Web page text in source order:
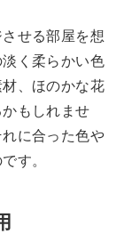
せる部屋を想
く柔らかい色
、ほのかな花
もしれませ
に合った色や
す。